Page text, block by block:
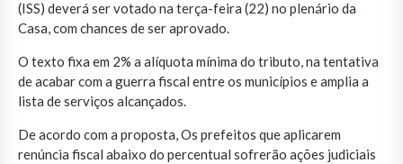
(ISS) deverá ser votado na terça-feira (22) no plenário da
Casa, com chances de ser aprovado.
O texto fixa em 2% a alíquota mínima do tributo, na tentativa
de acabar com a guerra fiscal entre os municípios e amplia a
lista de serviços alcançados.
De acordo com a proposta, Os prefeitos que aplicarem
renúncia fiscal abaixo do percentual sofrerão ações judiciais